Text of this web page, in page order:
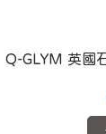
Q-GLYM 英國